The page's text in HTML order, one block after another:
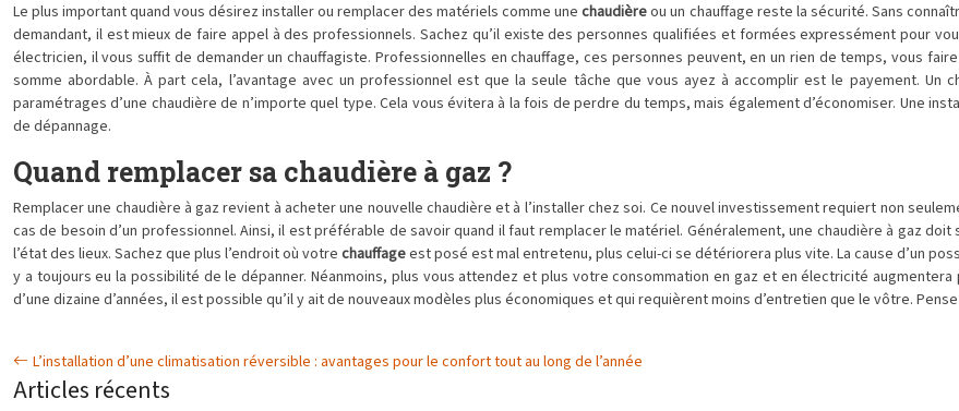
Le plus important quand vous désirez installer ou remplacer des matériels comme unechaudièreou un chauffage reste la sécurité. Sans
demandant, il est mieux de faire appel à des professionnels. Sachez qu’il existe des personnes qualifiées et formées expressément pour
électricien, il vous suffit de demander un chauffagiste. Professionnelles en chauffage, ces personnes peuvent, en un rien de temps, vous
somme abordable. À part cela, l’avantage avec un professionnel est que la seule tâche que vous ayez à accomplir est le payement.
paramétrages d’une chaudière de n’importe quel type. Cela vous évitera à la fois de perdre du temps, mais également d’économiser. Une
de dépannage.
Quand remplacer sa chaudière à gaz ?
Remplacer une chaudière à gaz revient à acheter une nouvelle chaudière et à l’installer chez soi. Ce nouvel investissement requiert non
cas de besoin d’un professionnel. Ainsi, il est préférable de savoir quand il faut remplacer le matériel. Généralement, une chaudière à gaz
l’état des lieux. Sachez que plus l’endroit où votre chauffageest posé est mal entretenu, plus celui-ci se détériorera plus vite. La cause d’un
y a toujours eu la possibilité de le dépanner. Néanmoins, plus vous attendez et plus votre consommation en gaz et en électricité
d’une dizaine d’années, il est possible qu’il y ait de nouveaux modèles plus économiques et qui requièrent moins d’entretien que le vôtre.
L’installation d’une climatisation réversible : avantages pour le confort tout au long de l’année
Articles récents